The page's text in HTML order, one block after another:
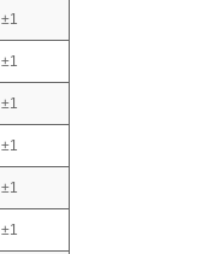
±1
±1
±1
±1
±1
±1